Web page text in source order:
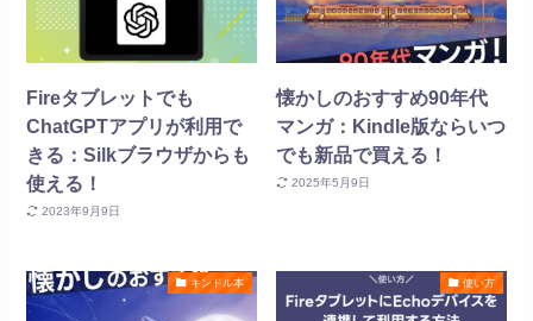
Fireタブレットでも
ChatGPTアプリが利用で
きる：Silkブラウザからも
使える！
2023年9月9日
懐かしのおすすめ90年代
マンガ：Kindle版ならいつ
でも新品で買える！
2025年5月9日
キンドル本 使い方